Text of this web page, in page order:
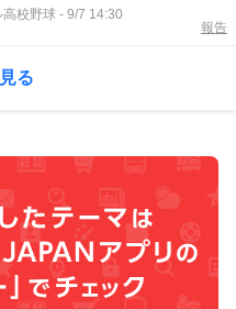
9月6日）
高校野球 - 9/7 14:30
報告
る